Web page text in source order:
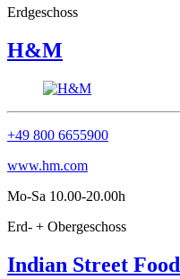
Erdgeschoss
H&M
+49 800 6655900
www.hm.com
Mo-Sa 10.00-20.00h
Erd- + Obergeschoss
Indian Street Food